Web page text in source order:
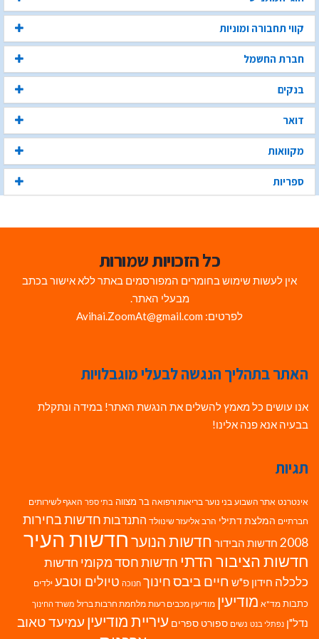
קווי תחבורה ומוניות
חברת החשמל
בנקים
דואר
מקוואות
ספריות
כל הזכויות שמורות
אין לעשות שימוש בחומרים המפורסמים באתר ללא אישור בכתב
מבעלי האתר.
לפרטים: Avihai.ZoomAt@gmail.com
האתר בתהליך הנגשה לבעלי מוגבלויות
אנו עושים כל מאמץ להשלים את הנגשת האתר! במידה ונתקלת
בבעיה אנא פנה אלינו!
תגיות
אינטרנט אתר השבוע בני נוער בריאות ורפואה בר מצווה בתי ספר האגף לשירותים
חברתיים המלצת דתילי הרב אליעזר שינוולד התנדבות חדשות בחירות
2008 חדשות הבידור חדשות הנוערחדשות העיר
חדשות הציבור הדתי חדשות חסד מקומי חדשות
כלכלה חידון פ"ש חיים ביבסחינוך חנוכה טיולים וטבע ילדים
כתבות מד"א מודיעין מודיעין מכבים רעות מלחמת חרבות ברזל משרד החינוך
נדל"ן נפתלי בנט נשים ספורט ספרים עיריית מודיעין עמיעד טאוב